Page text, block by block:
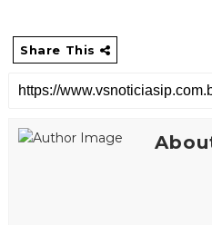
Share This